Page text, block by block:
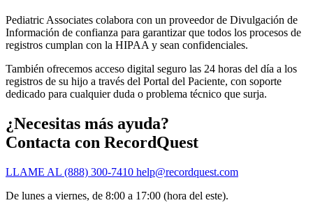
Pediatric Associates colabora con un proveedor de Divulgación de
Información de confianza para garantizar que todos los procesos de
registros cumplan con la HIPAA y sean confidenciales.
También ofrecemos acceso digital seguro las 24 horas del día a los
registros de su hijo a través del Portal del Paciente, con soporte
dedicado para cualquier duda o problema técnico que surja.
¿Necesitas más ayuda?
Contacta con RecordQuest
LLAME AL (888) 300-7410 help@recordquest.com
De lunes a viernes, de 8:00 a 17:00 (hora del este).